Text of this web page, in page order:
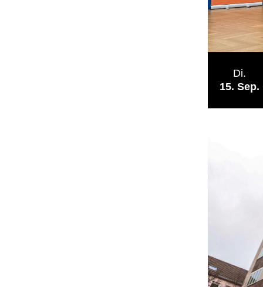
Di.
15 Sep.